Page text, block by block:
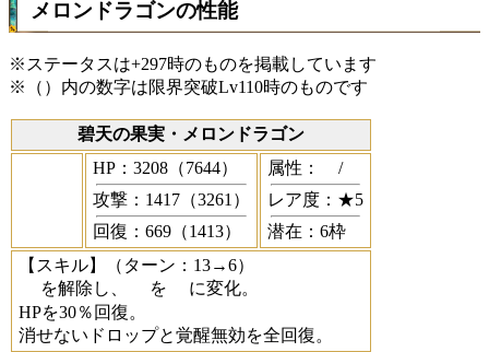
メロンドラゴンの性能
※ステータスは+297時のものを掲載しています
※（）内の数字は限界突破Lv110時のものです
碧天の果実・メロンドラゴン
HP：3208（7644）
攻撃：1417（3261）
回復：669（1413）
属性：
/
レア度：★5
潜在：6枠
【スキル】
（ターン：13→6）
を解除し、
を
に変化。
HPを30％回復。
消せないドロップと覚醒無効を全回復。